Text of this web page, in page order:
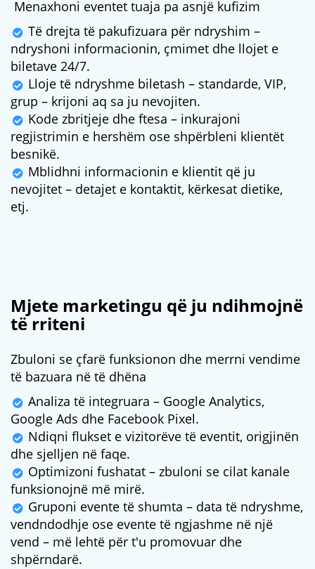
Menaxhoni eventet tuaja pa asnjë kufizim
Të drejta të pakufizuara për ndryshim –
ndryshoni informacionin, çmimet dhe llojet e
biletave 24/7.
Lloje të ndryshme biletash – standarde, VIP,
grup – krijoni aq sa ju nevojiten.
Kode zbritjeje dhe ftesa – inkurajoni
regjistrimin e hershëm ose shpërbleni klientët
besnikë.
Mblidhni informacionin e klientit që ju
nevojitet – detajet e kontaktit, kërkesat dietike,
etj.
Mjete marketingu që ju ndihmojnë
të rriteni
Zbuloni se çfarë funksionon dhe merrni vendime
të bazuara në të dhëna
Analiza të integruara – Google Analytics,
Google Ads dhe Facebook Pixel.
Ndiqni flukset e vizitorëve të eventit, origjinën
dhe sjelljen në faqe.
Optimizoni fushatat – zbuloni se cilat kanale
funksionojnë më mirë.
Gruponi evente të shumta – data të ndryshme,
vendndodhje ose evente të ngjashme në një
vend – më lehtë për t'u promovuar dhe
shpërndarë.